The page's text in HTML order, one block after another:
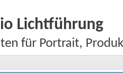
Lichtführung
für Portrait,